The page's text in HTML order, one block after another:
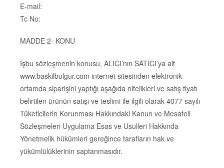
E-mail:
Tc No:
MADDE 2- KONU
İşbu sözleşmenin konusu, ALICI’nın SATICI’ya ait
www.baskilbulgur.com internet sitesinden elektronik
ortamda siparişini yaptığı aşağıda nitelikleri ve satış fiyatı
belirtilen ürünün satışı ve teslimi ile ilgili olarak 4077 sayılı
Tüketicilerin Korunması Hakkındaki Kanun ve Mesafeli
Sözleşmeleri Uygulama Esas ve Usulleri Hakkında
Yönetmelik hükümleri gereğince tarafların hak ve
yükümlülüklerinin saptanmasıdır.